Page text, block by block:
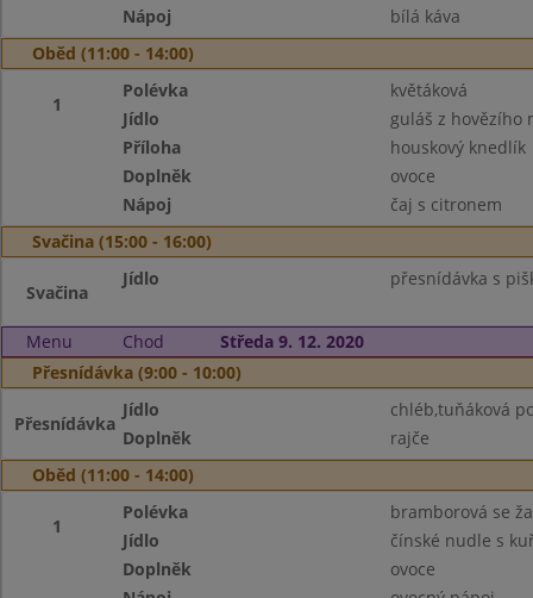
Nápoj
bílá káva
Oběd (11:00 - 14:00)
1
Polévka
květáková
Jídlo
guláš z hovězího
Příloha
houskový knedlík
Doplněk
ovoce
Nápoj
čaj s citronem
Svačina (15:00 - 16:00)
Svačina
Jídlo přesnídávka s
Menu Chod
Středa 9. 12. 2020
Přesnídávka (9:00 - 10:00)
Přesnídávka
Jídlo
chléb,tuňáková
Doplněk
rajče
Oběd (11:00 - 14:00)
1
Polévka
bramborová se
Jídlo
čínské nudle s
Doplněk
ovoce